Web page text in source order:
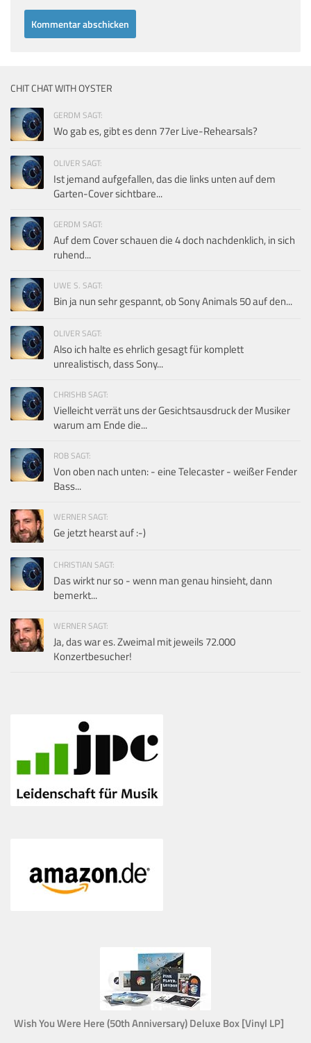
CHIT CHAT WITH OYSTER
GERDM SAGT:
Wo gab es, gibt es denn 77er Live-Rehearsals?
OLIVER SAGT:
Ist jemand aufgefallen, das die links unten auf dem
Garten-Cover sichtbare...
GERDM SAGT:
Auf dem Cover schauen die 4 doch nachdenklich, in sich
ruhend...
UWE S. SAGT:
Bin ja nun sehr gespannt, ob Sony Animals 50 auf den...
OLIVER SAGT:
Also ich halte es ehrlich gesagt für komplett
unrealistisch, dass Sony...
CHRISHB SAGT:
Vielleicht verrät uns der Gesichtsausdruck der Musiker
warum am Ende die...
ROB SAGT:
Von oben nach unten: - eine Telecaster - weißer Fender
Bass...
WERNER SAGT:
Ge jetzt hearst auf :-)
CHRISTIAN SAGT:
Das wirkt nur so - wenn man genau hinsieht, dann
bemerkt...
WERNER SAGT:
Ja, das war es. Zweimal mit jeweils 72.000
Konzertbesucher!
Wish You Were Here (50th Anniversary) Deluxe Box [Vinyl LP]